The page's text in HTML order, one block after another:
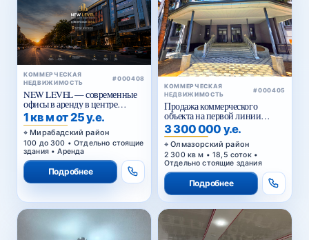
КОММЕРЧЕСКАЯ
НЕДВИЖИМОСТЬ
#000408
NEW LEVEL — современные
офисы в аренду в центре
Ташкента от 25 уе за м²
1 кв м от 25 у.е.
Мирабадский район
100 до 300 • Отдельно стоящие
здания • Аренда
Подробнее
КОММЕРЧЕСКАЯ
НЕДВИЖИМОСТЬ
#000405
Продажа коммерческого
объекта на первой линии
Кольцевой дороги в Ташкенте
3 300 000 у.е.
Олмазорский район
2 300 кв м • 18,5 соток •
Отдельно стоящие здания
Подробнее